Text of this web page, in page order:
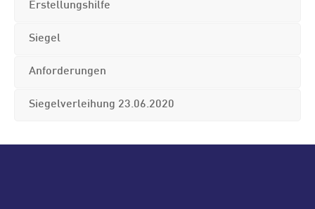
Erstellungshilfe
Siegel
Anforderungen
Siegelverleihung 23.06.2020